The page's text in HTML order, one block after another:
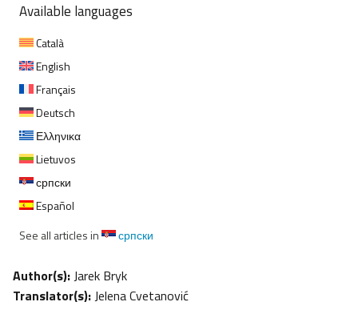
Available languages
Català
English
Français
Deutsch
Ελληνικα
Lietuvos
српски
Español
See all articles in
српски
Author(s):Jarek Bryk
Translator(s):Jelena Cvetanović